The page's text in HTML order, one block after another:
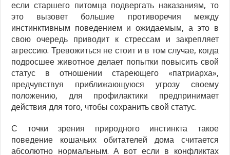
если старшего питомца подвергать наказаниям, то
это вызовет большие противоречия между
инстинктивным поведением и ожидаемым, а это в
свою очередь приводит к стрессам и закрепляет
агрессию. Тревожиться не стоит и в том случае, когда
подросшее животное делает попытки повысить свой
статус в отношении стареющего «патриарха»,
предчувствуя приближающуюся угрозу своему
положению, для профилактики предпринимает
действия для того, чтобы сохранить свой статус.
С точки зрения природного инстинкта такое
поведение кошачьих обитателей дома считается
абсолютно нормальным. А вот если в конфликтах